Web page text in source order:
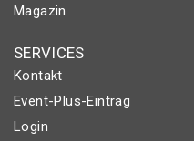
Magazin
SERVICES
Kontakt
Event-Plus-Eintrag
Login